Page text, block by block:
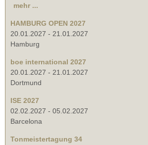
mehr ...
HAMBURG OPEN 2027
20.01.2027 - 21.01.2027
Hamburg
boe international 2027
20.01.2027 - 21.01.2027
Dortmund
ISE 2027
02.02.2027 - 05.02.2027
Barcelona
Tonmeistertagung 34